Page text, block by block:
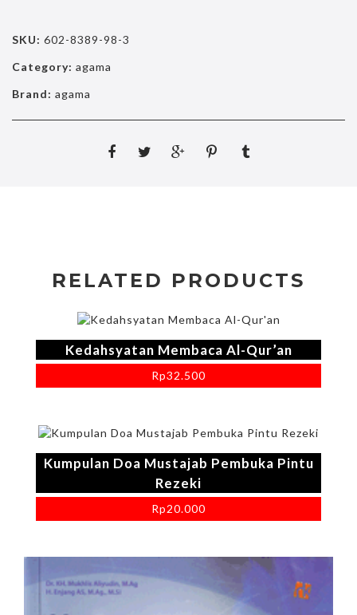
SKU: 602-8389-98-3
Category: agama
Brand: agama
RELATED PRODUCTS
Kedahsyatan Membaca Al-Qur’an
Rp32.500
Kumpulan Doa Mustajab Pembuka Pintu
Rezeki
Rp20.000